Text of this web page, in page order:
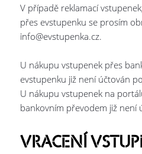
V případě reklamací
přes evstupenku se prosím
info@evstupenka.cz.
U nákupu vstupenek přes
evstupenku již není účtován
U nákupu vstupenek na
bankovním převodem již není
VRACENÍ